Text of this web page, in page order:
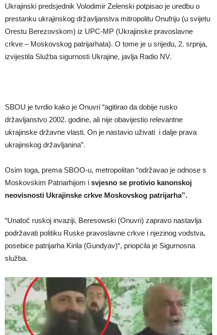
Ukrajinski predsjednik Volodimir Zelenski potpisao je uredbu o
prestanku ukrajinskog državljanstva mitropolitu Onufriju (u svijetu
Orestu Berezovskom) iz UPC-MP (Ukrajinske pravoslavne
crkve – Moskovskog patrijarhata). O tome je u srijedu, 2. srpnja,
izvijestila Služba sigurnosti Ukrajine, javlja Radio NV.
SBOU je tvrdio kako je Onuvri “agitirao da dobije rusko
državljanstvo 2002. godine, ali nije obavijestio relevantne
ukrajinske državne vlasti. On je nastavio uživati i dalje prava
ukrajinskog državljanina”.
Osim toga, prema SBOO-u, metropolitan “održavao je odnose s
Moskovskim Patriarhijom i svjesno se protivio kanonskoj
neovisnosti Ukrajinske crkve Moskovskog patrijarha”.
“Unatoč ruskoj invaziji, Beresowski (Onuvri) zapravo nastavlja
podržavati politiku Ruske pravoslavne crkve i njezinog vodstva,
posebice patrijarha Kirila (Gundyav)“, priopćila je Sigurnosna
služba.